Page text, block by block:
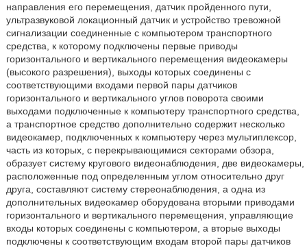
направления его перемещения, датчик пройденного пути,
ультразвуковой локационный датчик и устройство тревожной
сигнализации соединенные с компьютером транспортного
средства, к которому подключены первые приводы
горизонтального и вертикального перемещения видеокамеры
(высокого разрешения), выходы которых соединены с
соответствующими входами первой пары датчиков
горизонтального и вертикального углов поворота своими
выходами подключенные к компьютеру транспортного средства,
а транспортное средство дополнительно содержит несколько
видеокамер, подключенных к компьютеру через мультиплексор,
часть из которых, с перекрывающимися секторами обзора,
образует систему кругового видеонаблюдения, две видеокамеры,
расположенные под определенным углом относительно друг
друга, составляют систему стереонаблюдения, а одна из
дополнительных видеокамер оборудована вторыми приводами
горизонтального и вертикального перемещения, управляющие
входы которых соединены с компьютером, а вторые выходы
подключены к соответствующим входам второй пары датчиков